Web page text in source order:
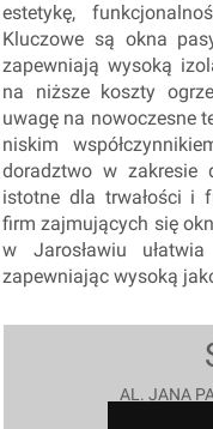
estetykę,
Kluczowe są okna
zapewniają wysoką
na niższe koszty
uwagę na nowoczesne
niskim
doradztwo w zakresie
istotne dla trwałości i
firm zajmujących się
w Jarosławiu
zapewniając wysoką
AL. JANA